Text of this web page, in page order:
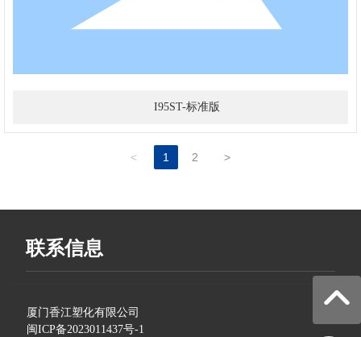
I95ST-标准版
< 1 2 >
联系信息
厦门香江塑化有限公司
闽ICP备2023011437号-1